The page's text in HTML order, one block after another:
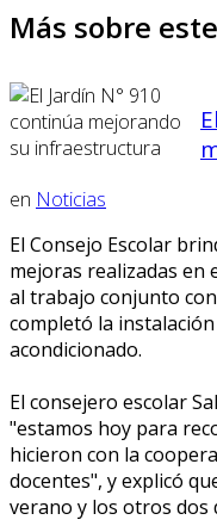
Más sobre
en Noticias
El Consejo Escolar
mejoras realizadas en
al trabajo conjunto
completó la
acondicionado.
El consejero escolar
"estamos hoy para
hicieron con la
docentes", y explicó
verano y los otros